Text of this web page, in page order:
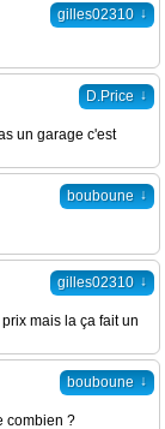
gilles02310 ↓
D.Price ↓
un garage c'est
bouboune ↓
gilles02310 ↓
mais la ça fait un
bouboune ↓
combien ?